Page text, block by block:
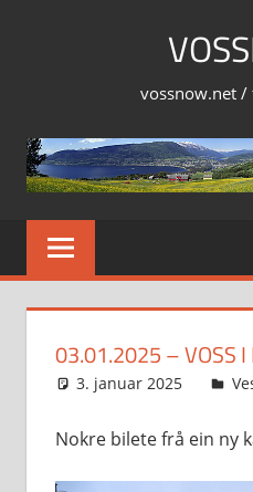
vossnow.net /
03.01.2025 – VOSS I
3. januar 2025
Nokre bilete frå ein ny